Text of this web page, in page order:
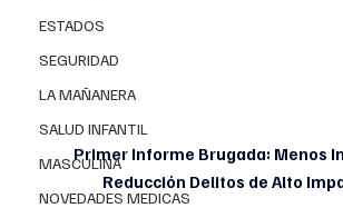
ESTADOS
SEGURIDAD
LA MAÑANERA
SALUD INFANTIL
MASCULINA
NOVEDADES MEDICAS
Primer Informe Brugada: Menos
Reducción Delitos de Alto